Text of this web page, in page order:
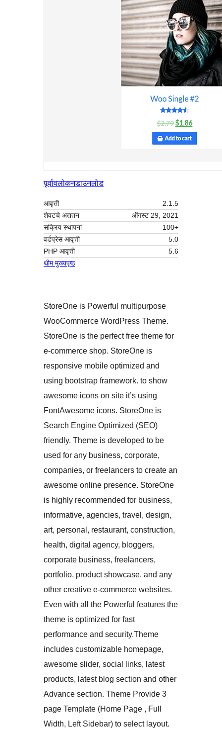
पूर्वावलोकनडाउनलोड
आवृत्ती
2.1.5
शेवटचे अद्यतन
ऑगस्ट 29, 2021
सक्रिय स्थापना
100+
वर्डप्रेस आवृत्ती
5.0
PHP आवृत्ती
5.6
थीम मुख्यपृष्ठ
StoreOne is Powerful multipurpose
WooCommerce WordPress Theme.
StoreOne is the perfect free theme for
e-commerce shop. StoreOne is
responsive mobile optimized and
using bootstrap framework. to show
awesome icons on site it’s using
FontAwesome icons. StoreOne is
Search Engine Optimized (SEO)
friendly. Theme is developed to be
used for any business, corporate,
companies, or freelancers to create an
awesome online presence. StoreOne
is highly recommended for business,
informative, agencies, travel, design,
art, personal, restaurant, construction,
health, digital agency, bloggers,
corporate business, freelancers,
portfolio, product showcase, and any
other creative e-commerce websites.
Even with all the Powerful features the
theme is optimized for fast
performance and security.Theme
includes customizable homepage,
awesome slider, social links, latest
products, latest blog section and other
Advance section. Theme Provide 3
page Template (Home Page , Full
Width, Left Sidebar) to select layout.